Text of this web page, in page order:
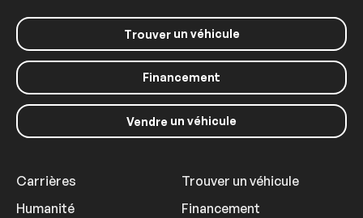
Trouverun véhicule
Financement
Vendre un véhicule
Carrières
Humanité
Trouver un véhicule
Financement